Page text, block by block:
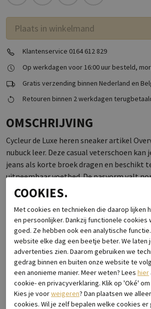
Plaats in winkelmand
Klantenservice 0164 612 829
Op werkdagen voor 16:00 uur besteld,
Gratis verzending binnen Nederland en
Retouren binnen 2 werkdagen
OMSCHRIJVING
Cycleur de Luxe heren sneaker artikel
nubuck leer. Deze casual veterschoen kan
jeans als korte broek dragen en beschikt
uitneembaar voetbed. De pasvorm valt
Merk
Cycleur de Luxe
Leveranciercode
Oververt Navy
Breedtemaat
Normaal
Los voetbed
Dit model
voetbed
Categorie
Sneakers
Kleur
Blauw
COOKIES.
Met cookies en technieken die daarop lijken
en persoonlijker. Dankzij functionele
goed. Ze hebben ook een analytische
website elke dag een beetje beter. We laten
advertenties zien. Daarom gebruiken we
gedrag binnen en buiten onze website te
een anonieme manier. Meer weten? Lees hier
cookie- en privacyverklaring. Klik op 'Oké'
Kies je voorweigeren? Dan plaatsen we
cookies. Wil je zelf bepalen welke cookies